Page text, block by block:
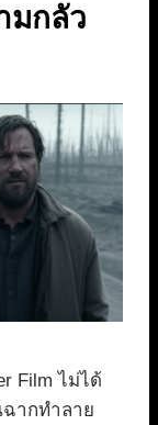
มกลัว
Film ไม่ได้
ฉากทำลาย